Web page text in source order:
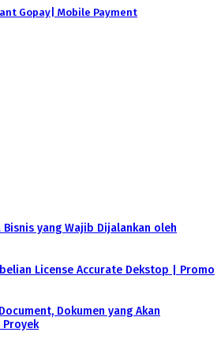
Gopay| Mobile Payment
yang Wajib Dijalankan oleh
License Accurate Dekstop | Promo
Dokumen yang Akan
Proyek